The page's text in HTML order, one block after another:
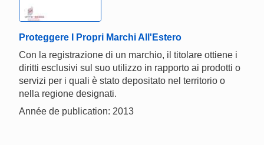
Proteggere I Propri Marchi All'Estero
Con la registrazione di un marchio, il titolare ottiene i
diritti esclusivi sul suo utilizzo in rapporto ai prodotti o
servizi per i quali è stato depositato nel territorio o
nella regione designati.
Année de publication: 2013